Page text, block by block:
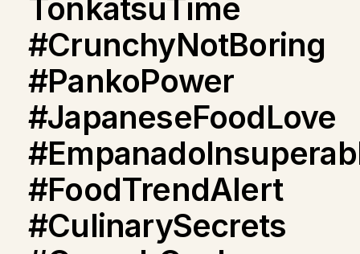
TonkatsuTime
#CrunchyNotBoring
#PankoPower
#JapaneseFoodLove
#FoodTrendAlert
#CulinarySecrets